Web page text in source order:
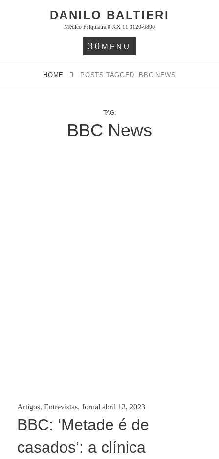
DANILO BALTIERI
Médico Psiquiatra 0 XX 11 3120-6896
MENU
HOME POSTS TAGGED BBC NEWS
TAG:
BBC News
Categories:
Artigos, Entrevistas, Jornal Posted
on
abril 12, 2023
BBC: ‘Metade é de
casados’: a clínica